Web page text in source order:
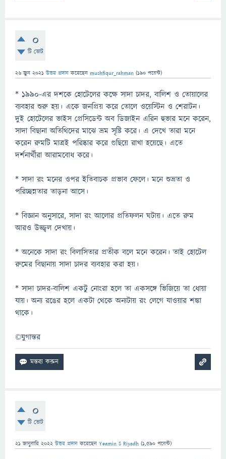
0
টি ভোট
26 জুন 2021 উত্তর প্রদান করেছেন mushfiqur_rahman (190 পয়েন্ট)
* ১৯৯০-এর দশকে হোটেলের কক্ষে সাদা চাদর, বালিশ ও তোয়ালের
ব্যবহার শুরু হয়। একে জনপ্রিয় করে তোলে ওয়েস্টিন ও শেরাটন।
দুই হোটেলের ভাইস প্রেসিডেন্ট অব ডিজাইন এরিন হুভার মনে করেন,
সাদা বিছানা অতিথিদের মাঝে ভ্রম সৃষ্টি করে। এ দেখে তারা মনে
করেন রুমটি মাত্রই পরিষ্কার করে গুছিয়ে রাখা হয়েছে। এতে
দর্শনার্থীরা আরামবোধ করে।
* সাদা রং মনের ওপর ইতিবাচক প্রভাব ফেলে। মনে শুভ্রতা ও
পরিচ্ছন্নতার তাড়না আসে।
* বিজ্ঞান অনুসারে, সাদা রং আলোর প্রতিফলন ঘটায়। এতে রুম
আরও উজ্জ্বল দেখায়।
* অনেকে সাদা রং বিলাসিতার প্রতীক বলে মনে করেন। তাই হোটেল
রুমের বিছানায় সাদা চাদর ব্যবহার করা হয়।
* সাদা চাদর-বালিশ একটু নোংরা হলে তা একসঙ্গে ভিজিয়ে তা ধোয়া
যায়। অন্য রঙের হলে একটা থেকে অন্যটায় রং লেগে যাওয়ার শঙ্কা
থাকে।
©যুগান্তর
0
টি ভোট
21 জানুয়ারি 2022 উত্তর প্রদান করেছেন Yeamin S Riyadh (1,590 পয়েন্ট)